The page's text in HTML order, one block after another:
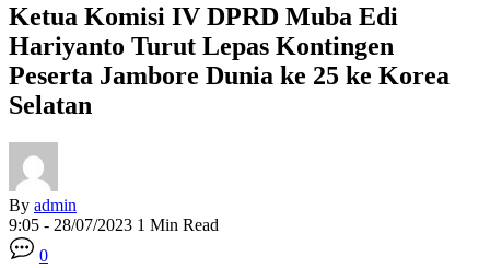
Ketua Komisi IV DPRD Muba Edi
Hariyanto Turut Lepas Kontingen
Peserta Jambore Dunia ke 25 ke Korea
Selatan
By admin
9:05 - 28/07/2023 1 Min Read
0